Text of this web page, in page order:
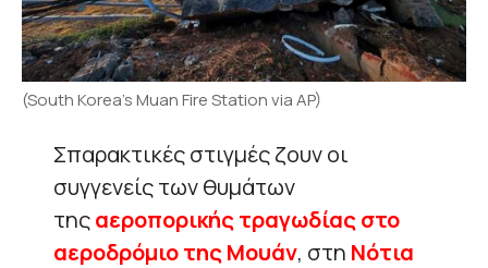
(South Korea’s Muan Fire Station via AP)
Σπαρακτικές στιγμές ζουν οι
συγγενείς των θυμάτων
τηςαεροπορικής τραγωδίας στο
αεροδρόμιο της Μουάν, στη Νότια